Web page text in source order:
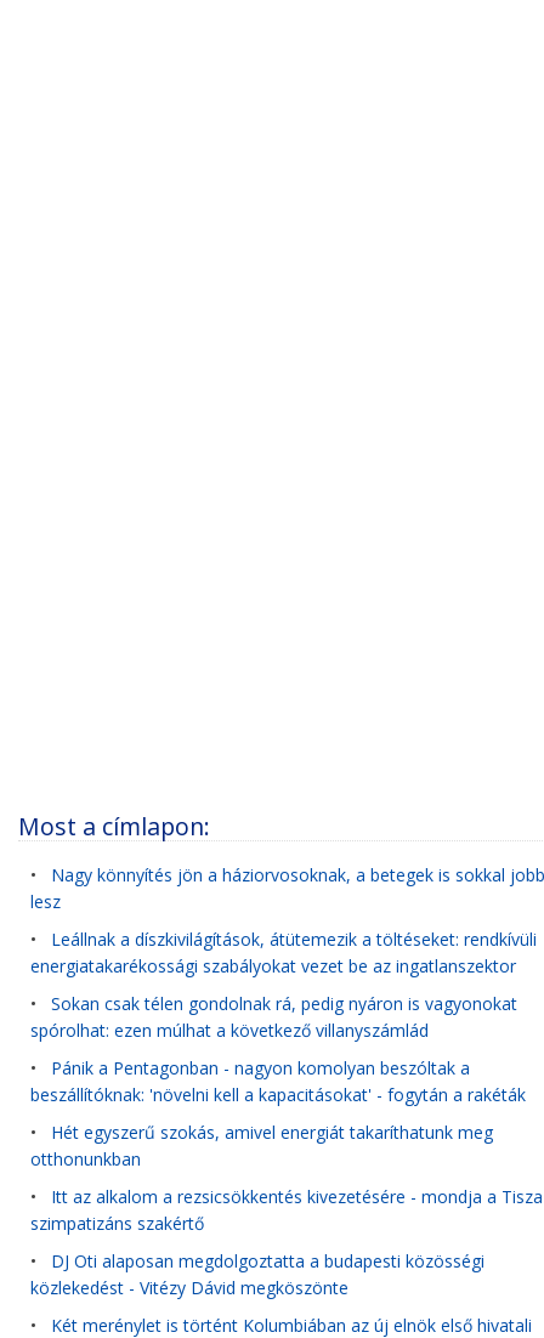
Most a címlapon:
• Nagy könnyítés jön a háziorvosoknak, a betegek is sokkal jobb
lesz
• Leállnak a díszkivilágítások, átütemezik a töltéseket: rendkívüli
energiatakarékossági szabályokat vezet be az ingatlanszektor
• Sokan csak télen gondolnak rá, pedig nyáron is vagyonokat
spórolhat: ezen múlhat a következő villanyszámlád
• Pánik a Pentagonban - nagyon komolyan beszóltak a
beszállítóknak: 'növelni kell a kapacitásokat' - fogytán a rakéták
• Hét egyszerű szokás, amivel energiát takaríthatunk meg
otthonunkban
• Itt az alkalom a rezsicsökkentés kivezetésére - mondja a
szimpatizáns szakértő
• DJ Oti alaposan megdolgoztatta a budapesti közösségi
közlekedést - Vitézy Dávid megköszönte
• Két merénylet is történt Kolumbiában az új elnök első hivatali